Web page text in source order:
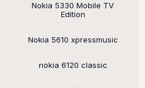
Nokia 5330 Mobile TV
Edition
Nokia 5610 xpressmusic
nokia 6120 classic